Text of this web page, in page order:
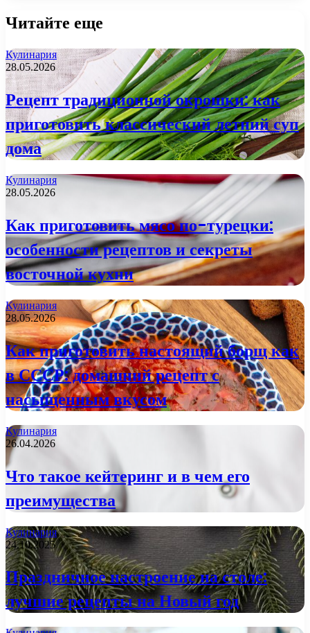
Читайте еще
Кулинария
28.05.2026
Рецепт традиционной окрошки: как
приготовить классический летний суп
дома
Кулинария
28.05.2026
Как приготовить мясо по-турецки:
особенности рецептов и секреты
восточной кухни
Кулинария
28.05.2026
Как приготовить настоящий борщ как
в СССР: домашний рецепт с
насыщенным вкусом
Кулинария
26.04.2026
Что такое кейтеринг и в чем его
преимущества
Кулинария
24.10.2025
Праздничное настроение на столе:
лучшие рецепты на Новый год